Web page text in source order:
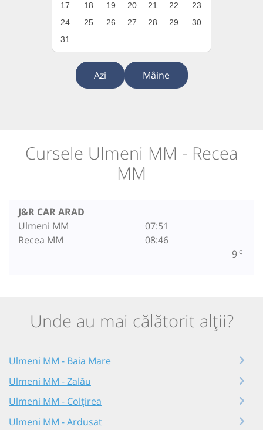
17
18 19 20 21 22
23
24
25 26 27 28 29
30
31
Azi Mâine
Cursele Ulmeni MM - Recea
MM
J&R CAR ARAD
Ulmeni MM
Recea MM
07:51
08:46
9lei
Unde au mai călătorit alții?
Ulmeni MM - Baia Mare
Ulmeni MM - Zalău
Ulmeni MM - Colțirea
Ulmeni MM - Ardusat